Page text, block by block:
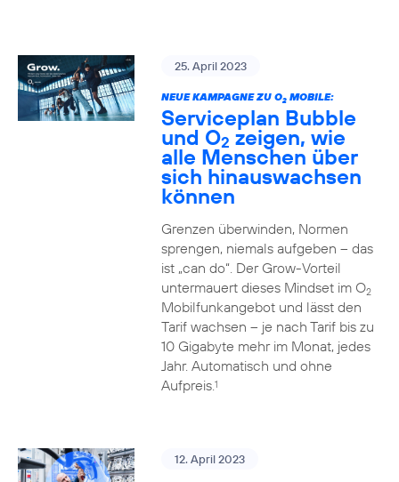
25. April 2023
NEUE KAMPAGNE ZU O2MOBILE:
Serviceplan Bubble
und O2 zeigen, wie
alle Menschen über
sich hinauswachsen
können
Grenzen überwinden, Normen
sprengen, niemals aufgeben – das
ist „can do“. Der Grow-Vorteil
untermauert dieses Mindset im O2
Mobilfunkangebot und lässt den
Tarif wachsen – je nach Tarif bis zu
10 Gigabyte mehr im Monat, jedes
Jahr. Automatisch und ohne
Aufpreis.1
12. April 2023